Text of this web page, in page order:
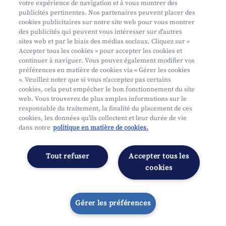
Phishing
Mifid
Privacy
Info juridique
Soumis au contrôle de l'OCM
Déclaration d'accessibilité
Gérer les préférences
votre expérience de navigation et à vous montrer des
publicités pertinentes. Nos partenaires peuvent placer des
cookies publicitaires sur notre site web pour vous montrer
des publicités qui peuvent vous intéresser sur d'autres
sites web et par le biais des médias sociaux. Cliquez sur «
Accepter tous les cookies » pour accepter les cookies et
continuer à naviguer. Vous pouvez également modifier vos
préférences en matière de cookies via « Gérer les cookies
». Veuillez noter que si vous n'acceptez pas certains
cookies, cela peut empêcher le bon fonctionnement du site
web. Vous trouverez de plus amples informations sur le
responsable du traitement, la finalité du placement de ces
cookies, les données qu'ils collectent et leur durée de vie
dans notre politique en matière de cookies.
Accepter tous les
cookies
Tout refuser
Gérer les préférences